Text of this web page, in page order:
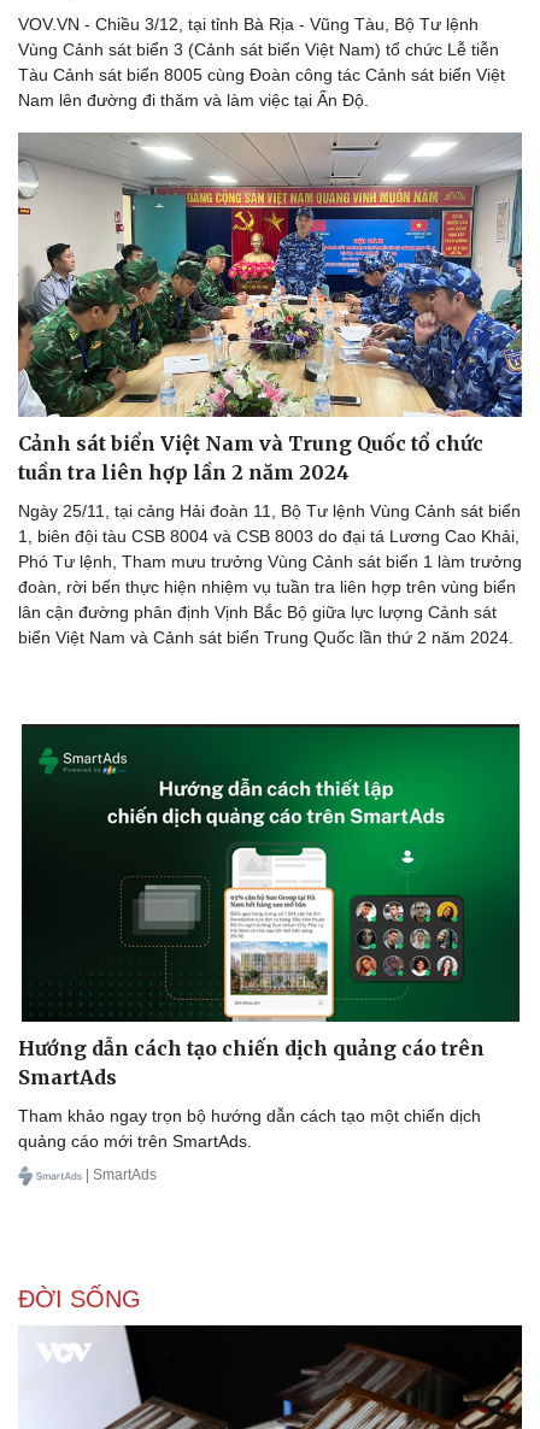
Công nghệ
VOV.VN - Chiều 3/12, tại tỉnh Bà Rịa - Vũng Tàu, Bộ Tư lệnh
Vùng Cảnh sát biển 3 (Cảnh sát biển Việt Nam) tổ chức Lễ tiễn
Tàu Cảnh sát biển 8005 cùng Đoàn công tác Cảnh sát biển Việt
Nam lên đường đi thăm và làm việc tại Ấn Độ.
Cảnh sát biển Việt Nam và Trung Quốc tổ chức
tuần tra liên hợp lần 2 năm 2024
Ngày 25/11, tại cảng Hải đoàn 11, Bộ Tư lệnh Vùng Cảnh sát biển
1, biên đội tàu CSB 8004 và CSB 8003 do đại tá Lương Cao Khải,
Phó Tư lệnh, Tham mưu trưởng Vùng Cảnh sát biển 1 làm trưởng
đoàn, rời bến thực hiện nhiệm vụ tuần tra liên hợp trên vùng biển
lân cận đường phân định Vịnh Bắc Bộ giữa lực lượng Cảnh sát
biển Việt Nam và Cảnh sát biển Trung Quốc lần thứ 2 năm 2024.
Hướng dẫn cách tạo chiến dịch quảng cáo trên
SmartAds
Tham khảo ngay trọn bộ hướng dẫn cách tạo một chiến dịch
quảng cáo mới trên SmartAds.
| SmartAds
ĐỜI SỐNG